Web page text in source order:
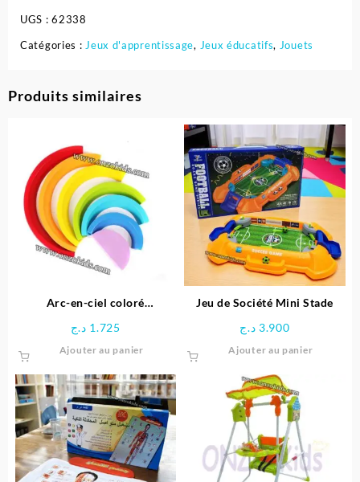
UGS :62338
Catégories : Jeux d'apprentissage, Jeux éducatifs, Jouets
Produits similaires
Arc-en-ciel coloré
1.725 د.ج
Ajouter au panier
Jeu de Société Mini Stade
3.900 د.ج
Ajouter au panier